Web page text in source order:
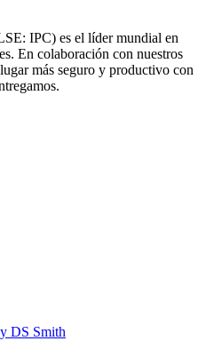
IPC) es el líder mundial en
En colaboración con nuestros
más seguro y productivo con
DS Smith